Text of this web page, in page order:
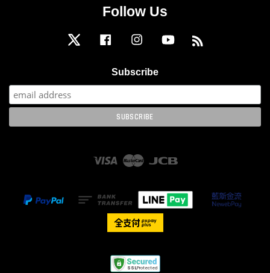
Follow Us
Twitter Facebook Instagram YouTube
Subscribe
Visa Master